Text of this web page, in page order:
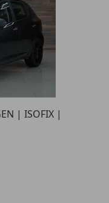
| ISOFIX |